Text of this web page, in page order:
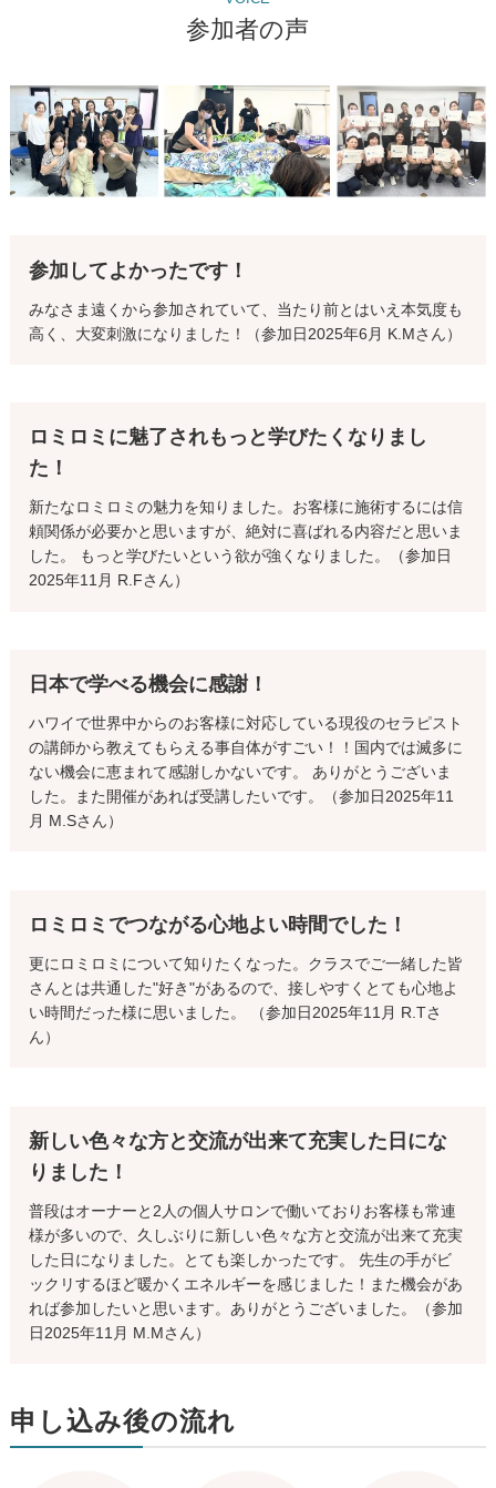
参加者の声
参加してよかったです！
みなさま遠くから参加されていて、当たり前とはいえ本気度も
高く、大変刺激になりました！（参加日2025年6月 K.Mさん）
ロミロミに魅了されもっと学びたくなりまし
た！
新たなロミロミの魅力を知りました。お客様に施術するには信
頼関係が必要かと思いますが、絶対に喜ばれる内容だと思いま
した。 もっと学びたいという欲が強くなりました。（参加日
2025年11月 R.Fさん）
日本で学べる機会に感謝！
ハワイで世界中からのお客様に対応している現役のセラピスト
の講師から教えてもらえる事自体がすごい！！国内では滅多に
ない機会に恵まれて感謝しかないです。 ありがとうございま
した。また開催があれば受講したいです。（参加日2025年11
月 M.Sさん）
ロミロミでつながる心地よい時間でした！
更にロミロミについて知りたくなった。クラスでご一緒した皆
さんとは共通した"好き"があるので、接しやすくとても心地よ
い時間だった様に思いました。 （参加日2025年11月 R.Tさ
ん）
新しい色々な方と交流が出来て充実した日にな
りました！
普段はオーナーと2人の個人サロンで働いておりお客様も常連
様が多いので、久しぶりに新しい色々な方と交流が出来て充実
した日になりました。とても楽しかったです。 先生の手がビ
ックリするほど暖かくエネルギーを感じました！また機会があ
れば参加したいと思います。ありがとうございました。（参加
日2025年11月 M.Mさん）
申し込み後の流れ